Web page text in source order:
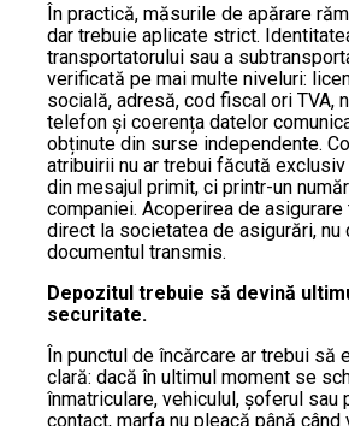
În practică, măsurile de apărare
dar trebuie aplicate strict.
transportatorului sau a
verificată pe mai multe niveluri:
socială, adresă, cod fiscal ori TVA,
telefon și coerența datelor
obținute din surse independente.
atribuirii nu ar trebui făcută
din mesajul primit, ci printr-un
companiei. Acoperirea de
direct la societatea de asigurări, nu
documentul transmis.
Depozitul trebuie să devină
securitate.
În punctul de încărcare ar trebui să
clară: dacă în ultimul moment se
înmatriculare, vehiculul, șoferul sau
contact, marfa nu pleacă până când